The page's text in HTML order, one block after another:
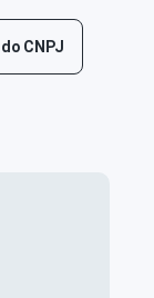
CNPJ